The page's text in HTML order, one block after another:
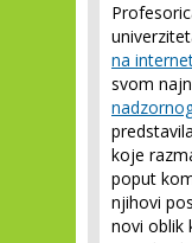
na
svom
koje
poput
njihovi
novi oblik